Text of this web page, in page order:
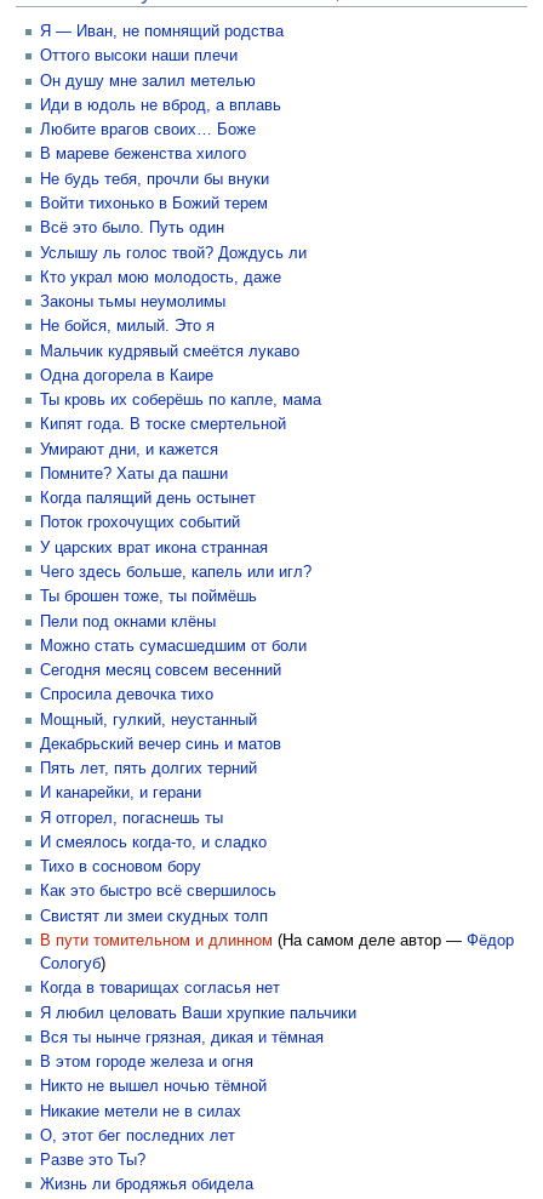
Я — Иван, не помнящий родства
Оттого высоки наши плечи
Он душу мне залил метелью
Иди в юдоль не вброд, а вплавь
Любите врагов своих… Боже
В мареве беженства хилого
Не будь тебя, прочли бы внуки
Войти тихонько в Божий терем
Всё это было. Путь один
Услышу ль голос твой? Дождусь ли
Кто украл мою молодость, даже
Законы тьмы неумолимы
Не бойся, милый. Это я
Мальчик кудрявый смеётся лукаво
Одна догорела в Каире
Ты кровь их соберёшь по капле, мама
Кипят года. В тоске смертельной
Умирают дни, и кажется
Помните? Хаты да пашни
Когда палящий день остынет
Поток грохочущих событий
У царских врат икона странная
Чего здесь больше, капель или игл?
Ты брошен тоже, ты поймёшь
Пели под окнами клёны
Можно стать сумасшедшим от боли
Сегодня месяц совсем весенний
Спросила девочка тихо
Мощный, гулкий, неустанный
Декабрьский вечер синь и матов
Пять лет, пять долгих терний
И канарейки, и герани
Я отгорел, погаснешь ты
И смеялось когда-то, и сладко
Тихо в сосновом бору
Как это быстро всё свершилось
Свистят ли змеи скудных толп
В пути томительном и длинном (На самом деле автор — Фёдор
Сологуб)
Когда в товарищах согласья нет
Я любил целовать Ваши хрупкие пальчики
Вся ты нынче грязная, дикая и тёмная
В этом городе железа и огня
Никто не вышел ночью тёмной
Никакие метели не в силах
О, этот бег последних лет
Разве это Ты?
Жизнь ли бродяжья обидела